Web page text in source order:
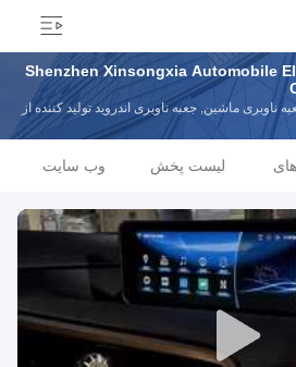
Shenzhen Xinsongxia Automobile
ناوبری ماشین, جعبه ناوبری اندروید تولید کننده از
لیست پخش وب سایت